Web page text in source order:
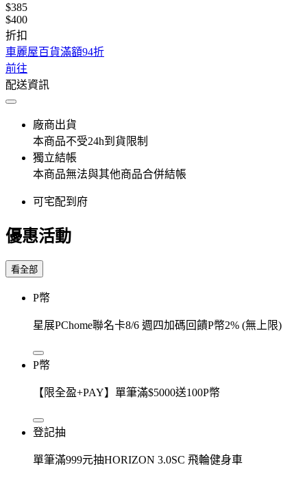
$385
$400
折扣
車麗屋百貨滿額94折
前往
配送資訊
廠商出貨
本商品不受24h到貨限制
獨立結帳
本商品無法與其他商品合併結帳
可宅配到府
優惠活動
看全部
P幣
星展PChome聯名卡8/6 週四加碼回饋P幣2% (無上限)
P幣
【限全盈+PAY】單筆滿$5000送100P幣
登記抽
單筆滿999元抽HORIZON 3.0SC 飛輪健身車